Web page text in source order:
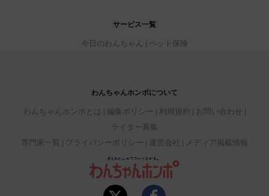
サービス一覧
今日のわんちゃん ペット保険
わんちゃんホンポについて
わんちゃんホンポとは 編集ポリシー 利用規約
お問い合わせ
ライター募集
専門家一覧
プライバシーポリシー 運営会社 メディア掲載情報